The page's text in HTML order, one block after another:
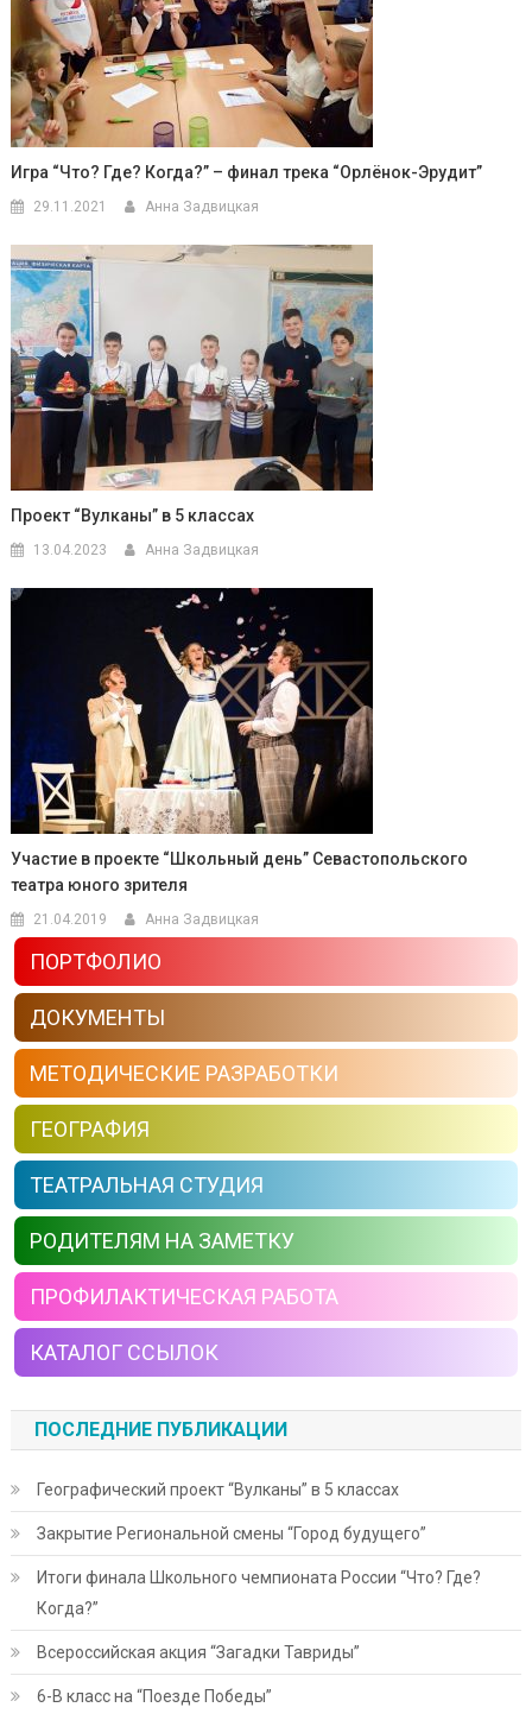
Игра “Что? Где? Когда?” – финал трека “Орлёнок-Эрудит”
29.11.2021 Анна Задвицкая
Проект “Вулканы” в 5 классах
13.04.2023 Анна Задвицкая
Участие в проекте “Школьный день” Севастопольского
театра юного зрителя
21.04.2019 Анна Задвицкая
ПОРТФОЛИО
ДОКУМЕНТЫ
МЕТОДИЧЕСКИЕ РАЗРАБОТКИ
ГЕОГРАФИЯ
ТЕАТРАЛЬНАЯ СТУДИЯ
РОДИТЕЛЯМ НА ЗАМЕТКУ
ПРОФИЛАКТИЧЕСКАЯ РАБОТА
КАТАЛОГ ССЫЛОК
ПОСЛЕДНИЕ ПУБЛИКАЦИИ
Географический проект “Вулканы” в 5 классах
Закрытие Региональной смены “Город будущего”
Итоги финала Школьного чемпионата России “Что? Где?
Когда?”
Всероссийская акция “Загадки Тавриды”
6-В класс на “Поезде Победы”